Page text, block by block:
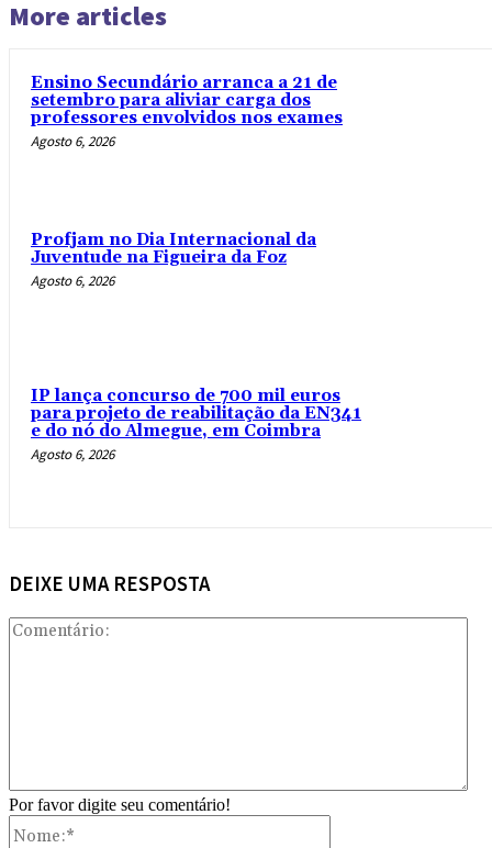
More articles
Ensino Secundário arranca a 21 de
setembro para aliviar carga dos
professores envolvidos nos exames
Agosto 6, 2026
Profjam no Dia Internacional da
Juventude na Figueira da Foz
Agosto 6, 2026
IP lança concurso de 700 mil euros
para projeto de reabilitação da EN341
e do nó do Almegue, em Coimbra
Agosto 6, 2026
DEIXE UMA RESPOSTA
Por favor digite seu comentário!